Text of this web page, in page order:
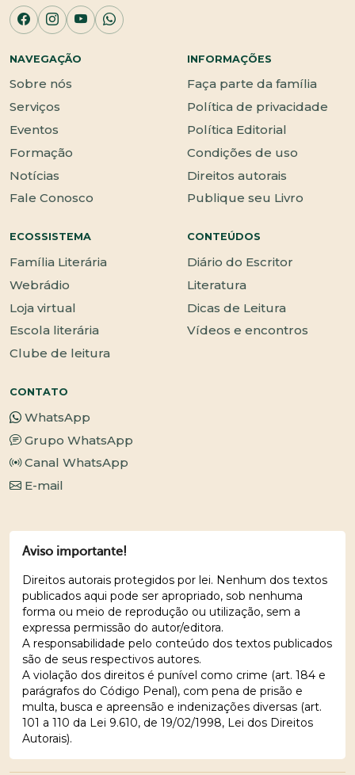
NAVEGAÇÃO
Sobre nós
Serviços
Eventos
Formação
Notícias
Fale Conosco
INFORMAÇÕES
Faça parte da família
Política de privacidade
Política Editorial
Condições de uso
Direitos autorais
Publique seu Livro
ECOSSISTEMA
Família Literária
Webrádio
Loja virtual
Escola literária
Clube de leitura
CONTEÚDOS
Diário do Escritor
Literatura
Dicas de Leitura
Vídeos e encontros
CONTATO
WhatsApp
Grupo WhatsApp
Canal WhatsApp
E-mail
Aviso importante!
Direitos autorais protegidos por lei. Nenhum dos textos
publicados aqui pode ser apropriado, sob nenhuma
forma ou meio de reprodução ou utilização, sem a
expressa permissão do autor/editora.
A responsabilidade pelo conteúdo dos textos publicados
são de seus respectivos autores.
A violação dos direitos é punível como crime (art. 184 e
parágrafos do Código Penal), com pena de prisão e
multa, busca e apreensão e indenizações diversas (art.
101 a 110 da Lei 9.610, de 19/02/1998, Lei dos Direitos
Autorais).